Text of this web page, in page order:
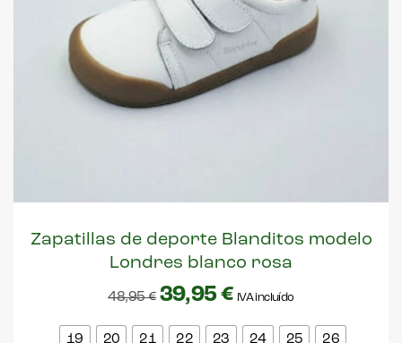
Zapatillas de deporte Blanditos modelo
Londres blanco rosa
48,95€ 39,95€ IVA incluído
19 20 21 22 23 24 25 26